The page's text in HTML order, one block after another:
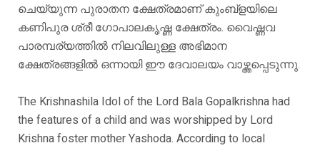
ചെയ്യുന്ന പുരാതന ക്ഷേത്രമാണ് കുംബ്ളയിലെ
കണിപുര ശ്രീ ഗോപാലകൃഷ്ണ ക്ഷേത്രം. വൈഷ്ണവ
പാരമ്പര്യത്തിൽ നിലവിലുള്ള അഭിമാന
ക്ഷേത്രങ്ങളിൽ ഒന്നായി ഈ ദേവാലയം വാഴ്ത്തപ്പെടുന്നു.
The Krishnashila Idol of the Lord Bala Gopalkrishna had
the features of a child and was worshipped by Lord
Krishna foster mother Yashoda. According to local